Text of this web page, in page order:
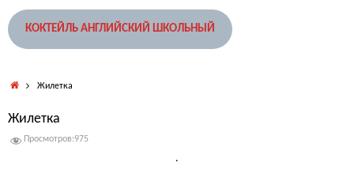
КОКТЕЙЛЬ АНГЛИЙСКИЙ ШКОЛЬНЫЙ
ГлавнаяЖилетка
Жилетка
Просмотров:975
.